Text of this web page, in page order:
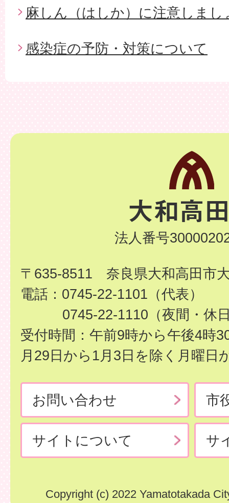
麻しん（はしか）に注意しまし
感染症の予防・対策について
法人番号
〒635-8511 奈良県大和高田市
電話：0745-22-1101（代表）
0745-22-1110（夜間・休
受付時間：午前9時から午後4時
月29日から1月3日を除く月曜日
お問い合わせ 市
サイトについて サ
Copyright (c) 2022 Yamatotakada